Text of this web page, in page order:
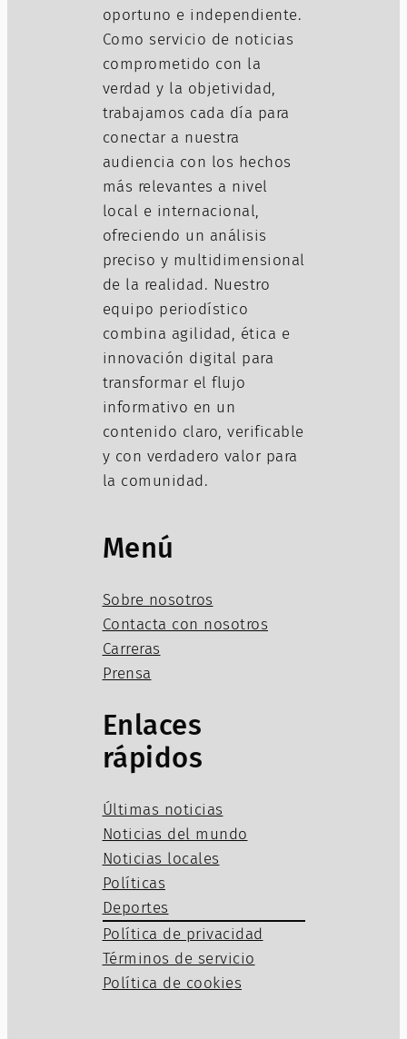
oportuno e independiente.
Como servicio de noticias
comprometido con la
verdad y la objetividad,
trabajamos cada día para
conectar a nuestra
audiencia con los hechos
más relevantes a nivel
local e internacional,
ofreciendo un análisis
preciso y multidimensional
de la realidad. Nuestro
equipo periodístico
combina agilidad, ética e
innovación digital para
transformar el flujo
informativo en un
contenido claro, verificable
y con verdadero valor para
la comunidad.
Menú
Sobre nosotros
Contacta con nosotros
Carreras
Prensa
Enlaces
rápidos
Últimas noticias
Noticias del mundo
Noticias locales
Políticas
Deportes
Política de privacidad
Términos de servicio
Política de cookies